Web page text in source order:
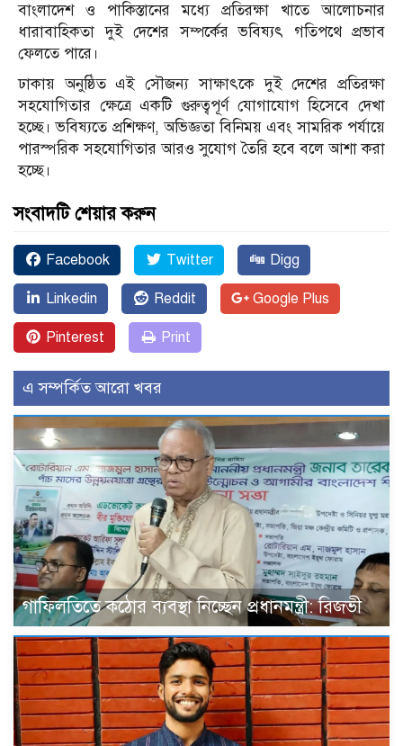
বাংলাদেশ ও পাকিস্তানের মধ্যে প্রতিরক্ষা খাতে আলোচনার
ধারাবাহিকতা দুই দেশের সম্পর্কের ভবিষ্যৎ গতিপথে প্রভাব
ফেলতে পারে।
ঢাকায় অনুষ্ঠিত এই সৌজন্য সাক্ষাৎকে দুই দেশের প্রতিরক্ষা
সহযোগিতার ক্ষেত্রে একটি গুরুত্বপূর্ণ যোগাযোগ হিসেবে দেখা
হচ্ছে। ভবিষ্যতে প্রশিক্ষণ, অভিজ্ঞতা বিনিময় এবং সামরিক পর্যায়ে
পারস্পরিক সহযোগিতার আরও সুযোগ তৈরি হবে বলে আশা করা
হচ্ছে।
সংবাদটি শেয়ার করুন
Facebook Twitter Digg
Linkedin Reddit Google Plus
Pinterest Print
এ সম্পর্কিত আরো খবর
গাফিলতিতে কঠোর ব্যবস্থা নিচ্ছেন প্রধানমন্ত্রী: রিজভী